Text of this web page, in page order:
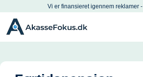
indhold
Vi er finansieret igennem reklamer -